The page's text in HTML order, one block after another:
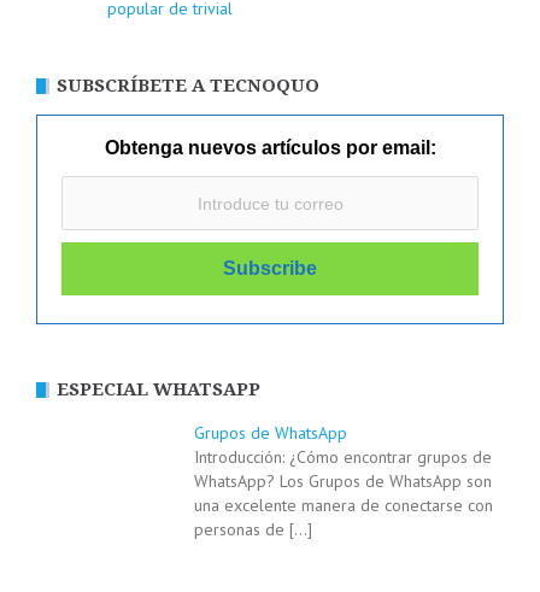
SUBSCRÍBETE A TECNOQUO
Obtenga nuevos artículos por email:
ESPECIAL WHATSAPP
Grupos de WhatsApp
Introducción: ¿Cómo encontrar grupos de
WhatsApp? Los Grupos de WhatsApp son
una excelente manera de conectarse con
personas de […]